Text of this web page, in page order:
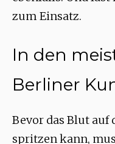
zum Einsatz.
In den
Berliner
Bevor das Blut
spritzen kann,